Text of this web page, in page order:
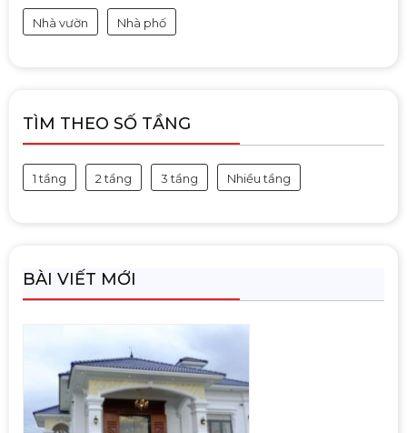
Nhà vườn Nhà phố
TÌM THEO SỐ TẦNG
1 tầng 2 tầng 3 tầng Nhiều tầng
BÀI VIẾT MỚI